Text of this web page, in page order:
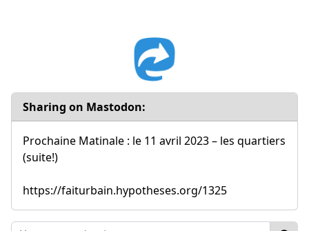
Sharing on Mastodon:
Prochaine Matinale : le 11 avril 2023 – les quartiers
(suite!)
https://faiturbain.hypotheses.org/1325